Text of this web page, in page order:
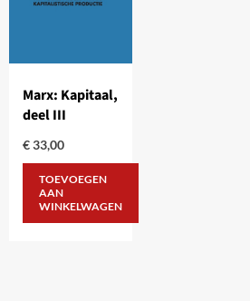
Marx: Kapitaal,
deel III
€33,00
TOEVOEGEN
AAN
WINKELWAGEN